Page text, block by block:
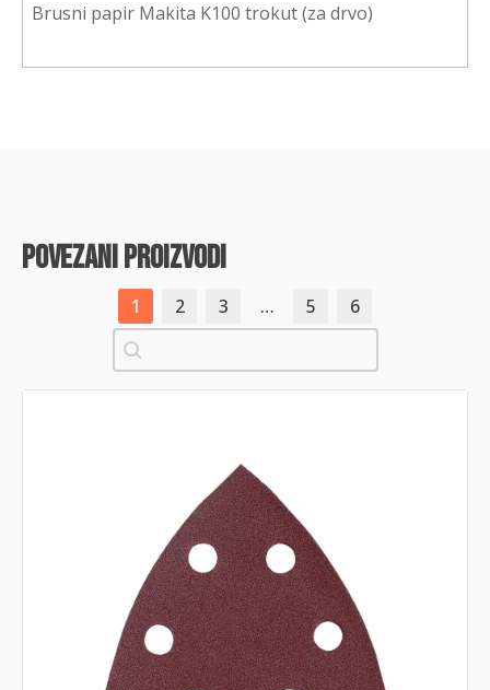
Brusni papir Makita K100 trokut (za drvo)
povezani proizvodi
1 2 3 … 5
6
Pretraži